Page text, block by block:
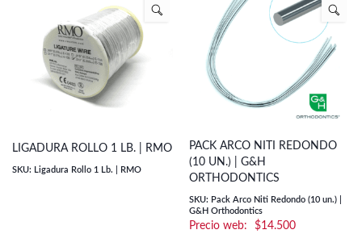
LIGADURA ROLLO 1 LB. | RMO
SKU: Ligadura Rollo 1 Lb. | RMO
PACK ARCO NITI REDONDO
(10 UN.) | G&H
ORTHODONTICS
SKU: Pack Arco Niti Redondo (10 un.) |
G&H Orthodontics
$14.500